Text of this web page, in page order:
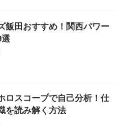
飯田おすすめ！関西パワー
選
ロスコープで自己分析！仕
を読み解く方法